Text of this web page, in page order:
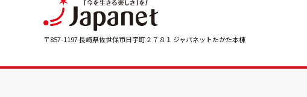
〒857-1197 長崎県佐世保市日宇町２７８１ ジャパネットたかた本棟